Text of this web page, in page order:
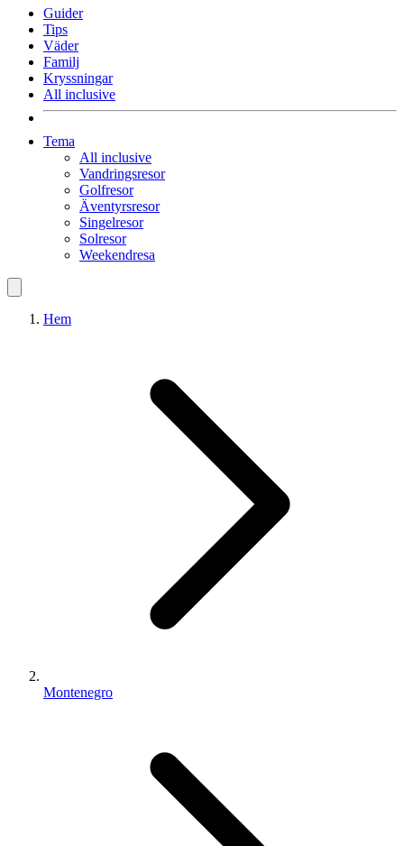
Guider
Tips
Väder
Familj
Kryssningar
All inclusive
Tema
All inclusive
Vandringsresor
Golfresor
Äventyrsresor
Singelresor
Solresor
Weekendresa
Hem
Montenegro